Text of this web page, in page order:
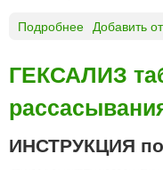
"
Б
у
ш
а
Подробнее
к
л
о
т
и
Добавить
ГЕКСАЛИЗ
ИНСТРУКЦИЯ